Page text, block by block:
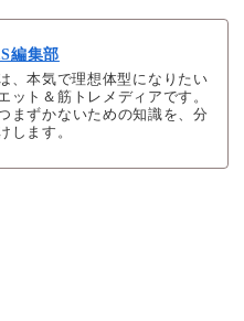
編集部
、本気で理想体型になりたい
ット＆筋トレメディアです。
まずかないための知識を、分
します。